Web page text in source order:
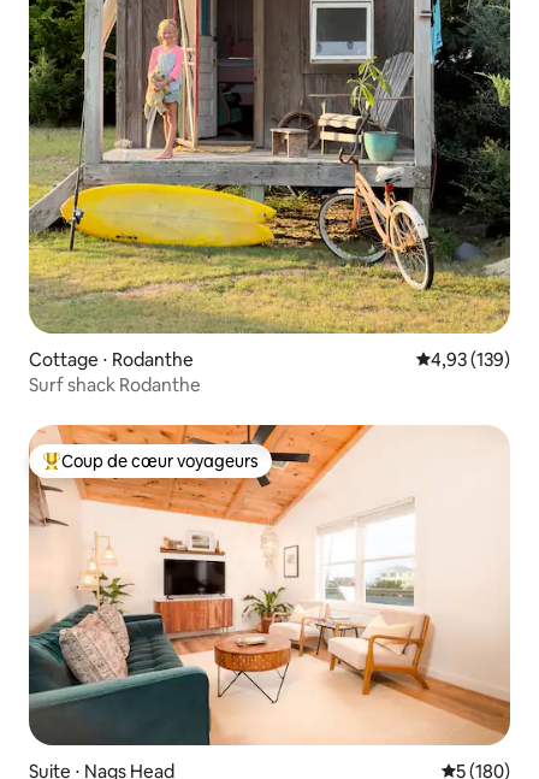
Cottage ⋅ Rodanthe Évaluation
4,93 (139)
Surf shack Rodanthe
Coups de cœur voyageurs les plus appréciés
Coup de cœur voyageurs
Suite ⋅ Nags Head Évaluation
5 (180)